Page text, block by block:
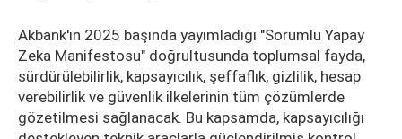
Akbank'ın 2025 başında yayımladığı "Sorumlu Yapay
Zeka Manifestosu" doğrultusunda toplumsal fayda,
sürdürülebilirlik, kapsayıcılık, şeffaflık, gizlilik, hesap
verebilirlik ve güvenlik ilkelerinin tüm çözümlerde
gözetilmesi sağlanacak. Bu kapsamda, kapsayıcılığı